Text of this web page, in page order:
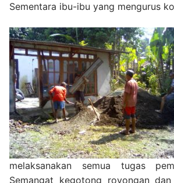
Sementara ibu-ibu yang mengurus
melaksanakan semua tugas
Semangat kegotong royongan